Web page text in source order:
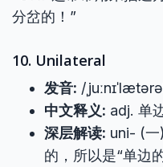
分岔的！”
10. Unilateral
发音: /
中文释义: adj. 单
深层解读: uni- (
的，所以是“单边的